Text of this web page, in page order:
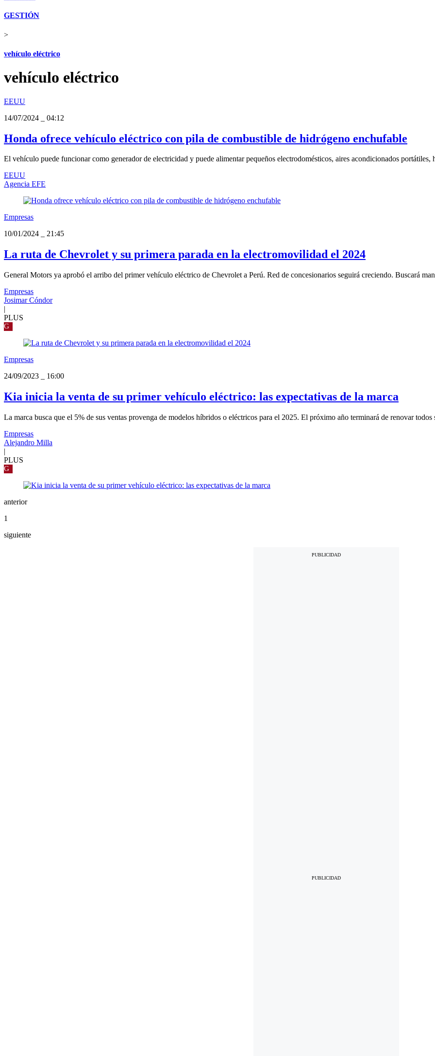
GESTIÓN
>
vehículo eléctrico
vehículo eléctrico
EEUU
14/07/2024
04:12
Honda ofrece vehículo eléctrico con pila de combustible de hidrógeno enchufable
El vehículo puede funcionar como generador de electricidad y puede alimentar pequeños electrodomésticos, aires acondicionados portátiles,
EEUU
Agencia EFE
Empresas
10/01/2024
21:45
La ruta de Chevrolet y su primera parada en la electromovilidad el 2024
General Motors ya aprobó el arribo del primer vehículo eléctrico de Chevrolet a Perú. Red de concesionarios seguirá creciendo. Buscará
Empresas
Josimar Cóndor
|
PLUS
G
Empresas
24/09/2023
16:00
Kia inicia la venta de su primer vehículo eléctrico: las expectativas de la marca
La marca busca que el 5% de sus ventas provenga de modelos híbridos o eléctricos para el 2025. El próximo año terminará de renovar todos
Empresas
Alejandro Milla
|
PLUS
G
anterior
1
siguiente